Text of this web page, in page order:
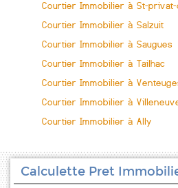
Courtier Immobilier à St-
Courtier Immobilier à Salzuit
Courtier Immobilier à Saugues
Courtier Immobilier à Tailhac
Courtier Immobilier à
Courtier Immobilier à
Courtier Immobilier à Ally
Calculette Pret